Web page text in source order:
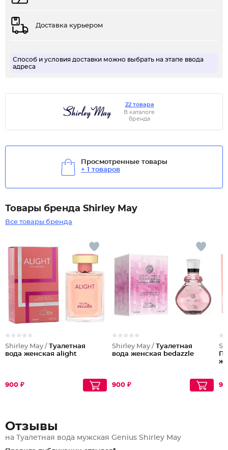
Доставка курьером
Способ и условия доставки можно выбрать на этапе ввода
адреса
22 товара
В каталоге
бренда
Просмотренные товары
+ 1 товаров
Товары бренда Shirley May
Все товары бренда
Shirley May / Туалетная
вода женская alight
900 ₽
Shirley May / Туалетная
вода женская bedazzle
900 ₽
Отзывы
на Туалетная вода мужская Genius Shirley May